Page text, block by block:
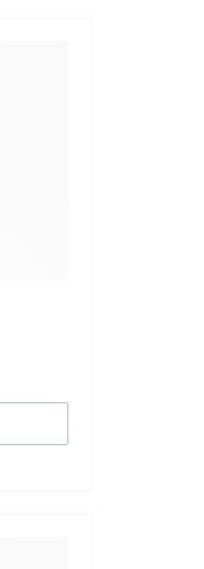
UNA NUEVA VENTANA))